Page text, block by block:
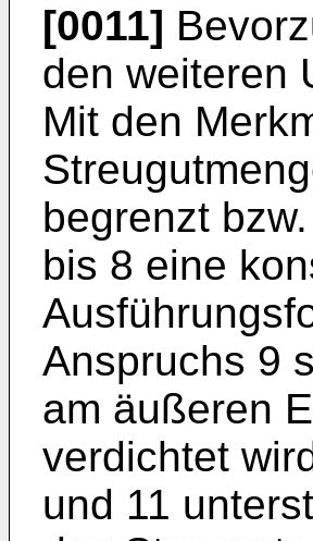
[0011]
den weiteren
Mit den
begrenzt
bis 8 eine
Anspruchs 9
am äußeren
verdichtet
und 11